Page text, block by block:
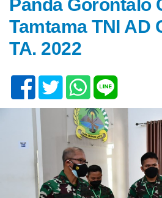
Panda Gorontalo
Tamtama TNI AD
TA. 2022